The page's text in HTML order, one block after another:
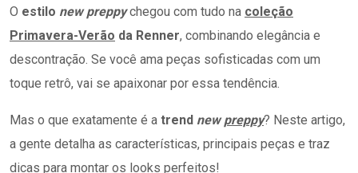
O estilo new preppychegou com tudo na coleção
Primavera-Verão da Renner, combinando elegância e
descontração. Se você ama peças sofisticadas com um
toque retrô, vai se apaixonar por essa tendência.
Mas o que exatamente é a trend newpreppy? Neste artigo,
a gente detalha as características, principais peças e traz
dicas para montar os looks perfeitos!